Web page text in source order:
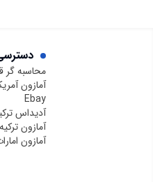
محاسبه گر
آمازون
Ebay
آدیداس
آمازون ترکیه
آمازون